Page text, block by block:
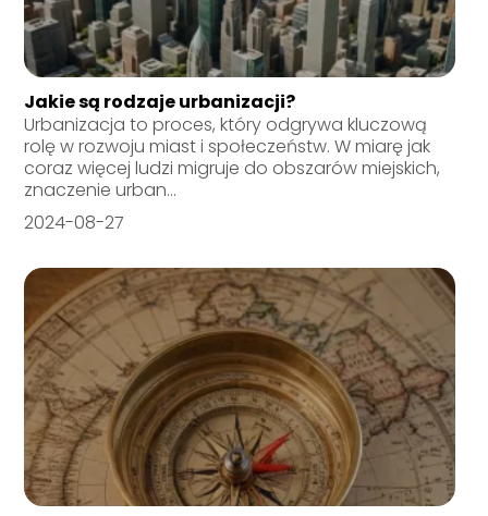
Jakie są rodzaje urbanizacji?
Urbanizacja to proces, który odgrywa kluczową
rolę w rozwoju miast i społeczeństw. W miarę jak
coraz więcej ludzi migruje do obszarów miejskich,
znaczenie urban...
2024-08-27